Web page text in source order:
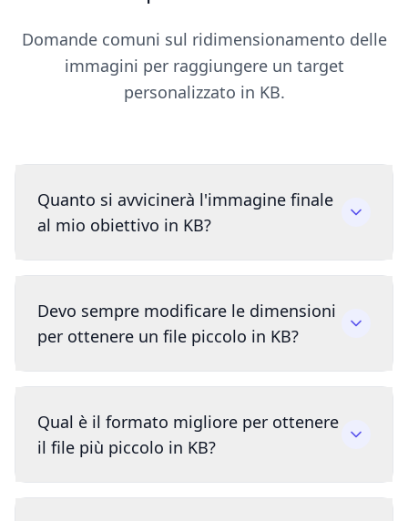
Domande comuni sul ridimensionamento delle
immagini per raggiungere un target
personalizzato in KB.
Quanto si avvicinerà l'immagine finale
al mio obiettivo in KB?
Devo sempre modificare le dimensioni
per ottenere un file piccolo in KB?
Qual è il formato migliore per ottenere
il file più piccolo in KB?